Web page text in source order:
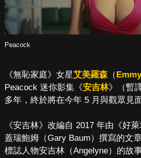
Peacock
《無恥家庭》女星艾美羅森（
Peacock 迷你影集《安吉林》（暫
多年，終於將在今年 5 月與觀眾見
《安吉林》改編自 2017 年由《好
蓋瑞鮑姆（Gary Baum）撰寫的文
標誌人物安吉林（Angelyne）的故